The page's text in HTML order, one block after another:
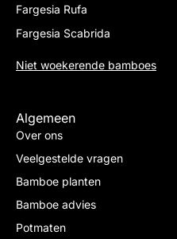
Fargesia Rufa
Fargesia Scabrida
Niet woekerende bamboes
Algemeen
Over ons
Veelgestelde vragen
Bamboe planten
Bamboe advies
Potmaten